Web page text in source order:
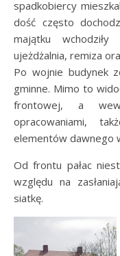
spadkobiercy
dość często
majątku
ujeżdżalnia, remiza
Po wojnie budynek
gminne. Mimo to
frontowej, a
opracowaniami,
elementów dawnego
Od frontu pałac
względu na
siatkę.